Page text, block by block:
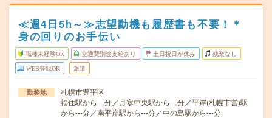
≪週4日5h～≫志望動機も履歴書も不要！＊
身の回りのお手伝い
職種未経験OK 交通費別途支給あり 土日祝日が休み 残業なし
WEB登録OK 派遣
勤務地
札幌市豊平区
福住駅から---分／月寒中央駅から---分／平岸(札幌市営)駅
から---分／南平岸駅から---分／中の島駅から---分